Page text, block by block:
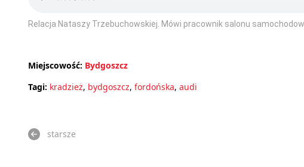
Relacja Nataszy Trzebuchowskiej. Mówi pracownik salonu
Miejscowość: Bydgoszcz
Tagi: kradzież, bydgoszcz, fordońska, audi
starsze